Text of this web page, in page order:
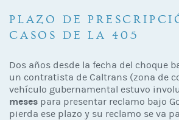
PLAZO DE
CASOS DE LA 405
Dos años desde la fecha del choque
un contratista de Caltrans (zona de
vehículo gubernamental estuvo
meses para presentar reclamo bajo
pierda ese plazo y su reclamo se va